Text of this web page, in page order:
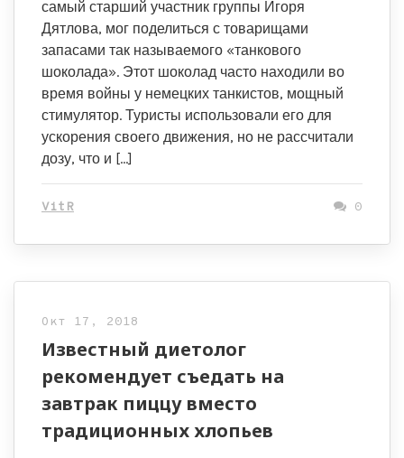
самый старший участник группы Игоря
Дятлова, мог поделиться с товарищами
запасами так называемого «танкового
шоколада». Этот шоколад часто находили во
время войны у немецких танкистов, мощный
стимулятор. Туристы использовали его для
ускорения своего движения, но не рассчитали
дозу, что и […]
VitR 0
Окт 17, 2018
Известный диетолог
рекомендует съедать на
завтрак пиццу вместо
традиционных хлопьев